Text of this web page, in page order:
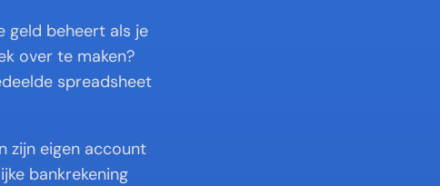
geld beheert als je
over te maken?
spreadsheet
zijn eigen account
bankrekening